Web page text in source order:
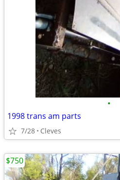
•
1998 trans am parts
7/28 Cleves
$750